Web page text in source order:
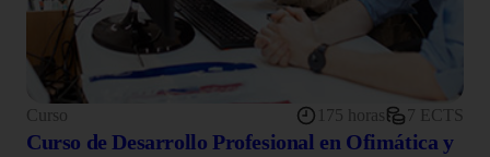
Curso 175 horas 7 ECTS
Curso de Desarrollo Profesional en Ofimática y